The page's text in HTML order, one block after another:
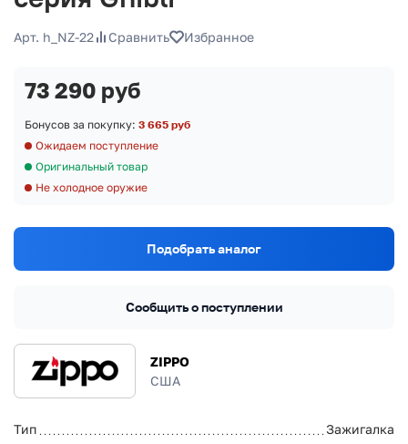
Арт. h_NZ-22 Сравнить Избранное
ZIPPO
США
Тип
Зажигалка
73 290 руб
Бонусов за покупку: 3 665 руб
Ожидаем поступление
Оригинальный товар
Не холодное оружие
Подобрать аналог
Сообщить о поступлении